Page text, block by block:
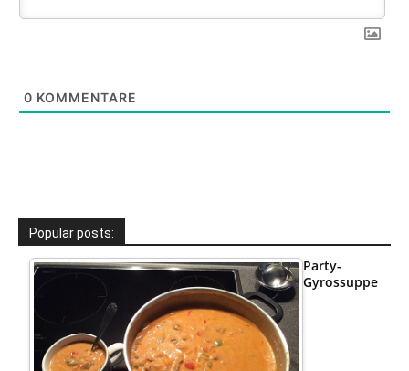
0 KOMMENTARE
Popular posts:
Party-
Gyrossuppe